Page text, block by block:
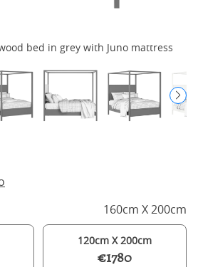
bed in grey with Juno mattress
160cm X 200cm
120cm X 200cm
€1780